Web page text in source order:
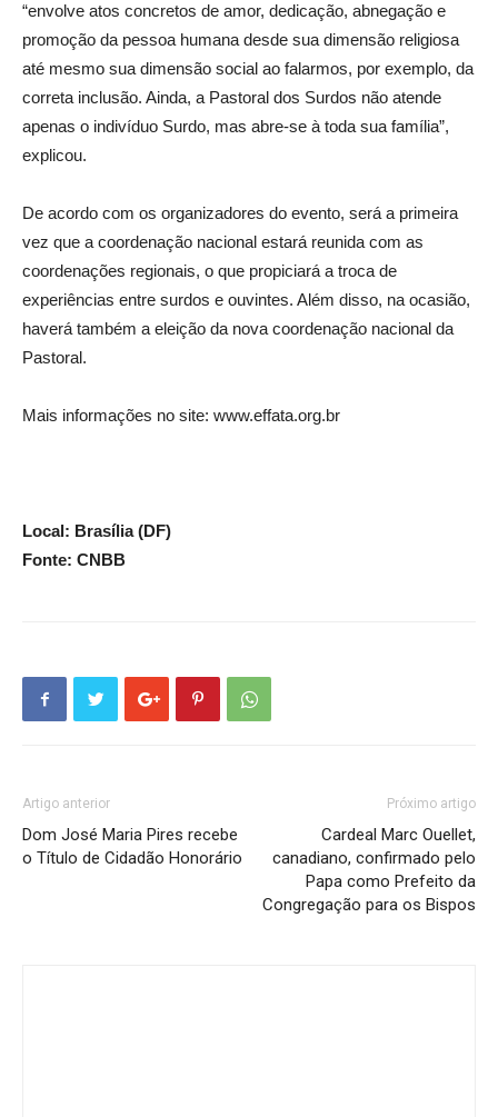
“envolve atos concretos de amor, dedicação, abnegação e
promoção da pessoa humana desde sua dimensão religiosa
até mesmo sua dimensão social ao falarmos, por exemplo, da
correta inclusão. Ainda, a Pastoral dos Surdos não atende
apenas o indivíduo Surdo, mas abre-se à toda sua família”,
explicou.
De acordo com os organizadores do evento, será a primeira
vez que a coordenação nacional estará reunida com as
coordenações regionais, o que propiciará a troca de
experiências entre surdos e ouvintes. Além disso, na ocasião,
haverá também a eleição da nova coordenação nacional da
Pastoral.
Mais informações no site: www.effata.org.br
Local: Brasília (DF)
Fonte: CNBB
Artigo anterior
Dom José Maria Pires recebe
o Título de Cidadão Honorário
Próximo artigo
Cardeal Marc Ouellet,
canadiano, confirmado pelo
Papa como Prefeito da
Congregação para os Bispos